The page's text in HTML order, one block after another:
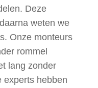
Deze
weten we
Onze monteurs
rommel
lang zonder
experts hebben